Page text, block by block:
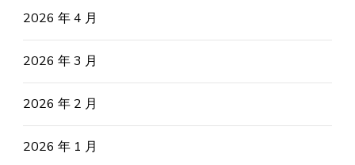
2026 年 4 月
2026 年 3 月
2026 年 2 月
2026 年 1 月